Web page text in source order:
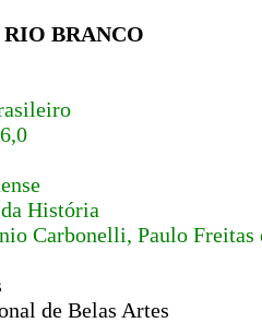
RIO BRANCO
História
Carbonelli, Paulo
de Belas Artes